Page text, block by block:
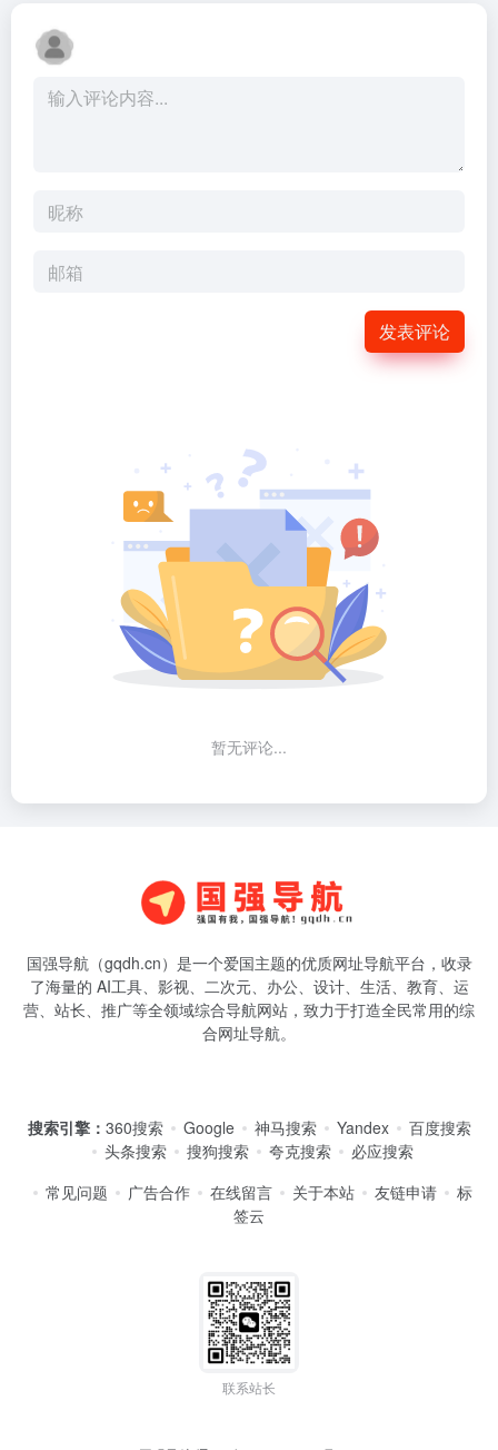
发表评论
暂无评论...
国强导航（gqdh.cn）是一个爱国主题的优质网址导航平台，收录
了海量的 AI工具、影视、二次元、办公、设计、生活、教育、运
营、站长、推广等全领域综合导航网站，致力于打造全民常用的综
合网址导航。
搜索引擎： 360搜索 Google 神马搜索 Yandex
百度搜索
头条搜索
搜狗搜索 夸克搜索
必应搜索
常见问题
广告合作 在线留言 关于本站 友链申请
标
签云
联系站长